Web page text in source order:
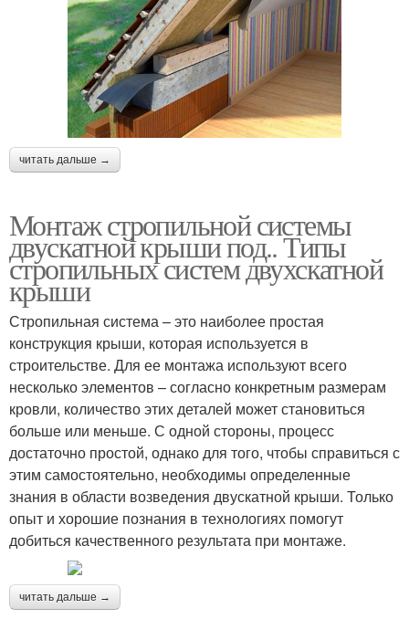
Крыша из профнастила
Лестница для ломаной
крыши
читать дальше →
Монтаж стропильной системы
двускатной крыши под.. Типы
стропильных систем двухскатной
крыши
Стропильная система – это наиболее простая
конструкция крыши, которая используется в
строительстве. Для ее монтажа используют всего
несколько элементов – согласно конкретным размерам
кровли, количество этих деталей может становиться
больше или меньше. С одной стороны, процесс
достаточно простой, однако для того, чтобы справиться с
этим самостоятельно, необходимы определенные
знания в области возведения двускатной крыши. Только
опыт и хорошие познания в технологиях помогут
добиться качественного результата при монтаже.
читать дальше →